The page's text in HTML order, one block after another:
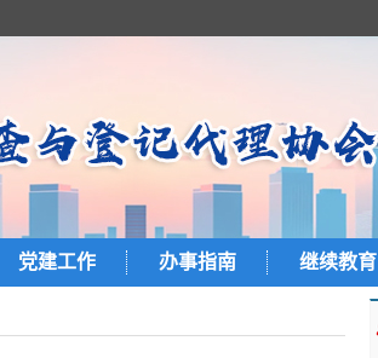
党建工作 办事指南 继续教育